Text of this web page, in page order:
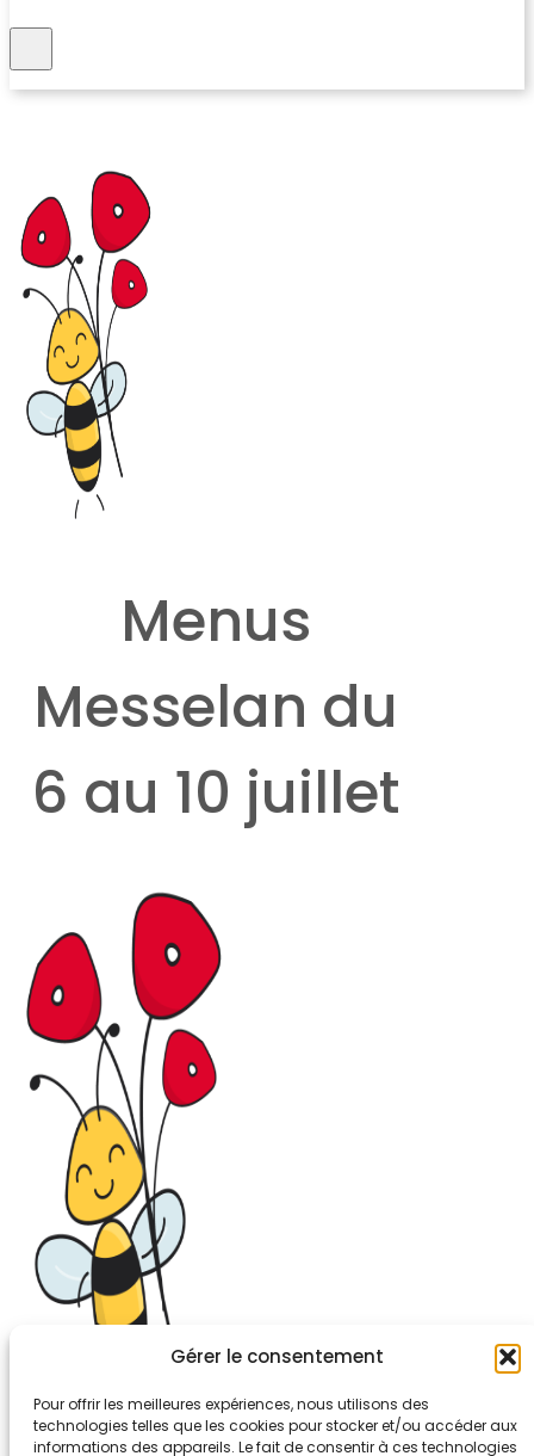
Gérer le consentement
Pour offrir les meilleures expériences, nous utilisons des
technologies telles que les cookies pour stocker et/ou accéder aux
informations des appareils. Le fait de consentir à ces technologies
Menus
Messelan du
6 au 10 juillet